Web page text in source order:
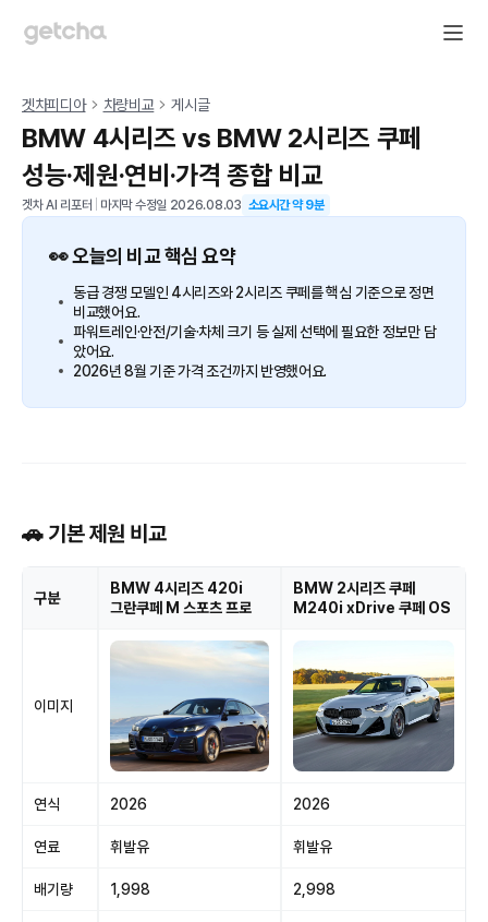
겟차피디아 차량비교 게시글
BMW 4시리즈 vs BMW 2시리즈 쿠페
성능·제원·연비·가격 종합 비교
겟차 AI 리포터 마지막 수정일 2026.08.03 소요시간 약9분
👀 오늘의 비교 핵심 요약
동급 경쟁 모델인 4시리즈와 2시리즈 쿠페를 핵심 기준으로 정면
비교했어요.
파워트레인·안전/기술·차체 크기 등 실제 선택에 필요한 정보만 담
았어요.
2026년 8월 기준 가격 조건까지 반영했어요.
🚗 기본 제원 비교
구분
BMW 4시리즈 420i
그란쿠페 M 스포츠 프로
BMW 2시리즈 쿠페
M240i xDrive 쿠페 OS
이미지
연식 2026 2026
연료 휘발유 휘발유
배기량 1,998 2,998